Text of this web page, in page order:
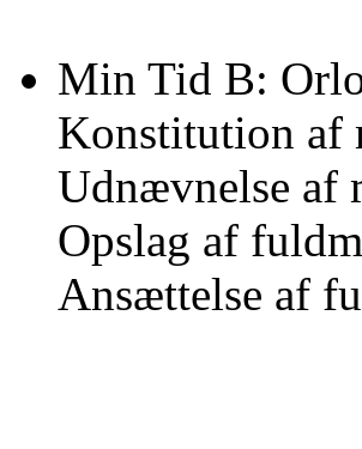
Min Tid B:
Konstitution af
Udnævnelse af
Opslag af
Ansættelse af